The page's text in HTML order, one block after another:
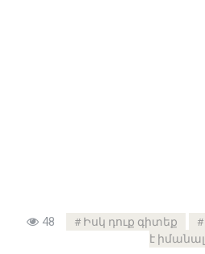
48 Իսկ դուք գիտեք
է իմանալ